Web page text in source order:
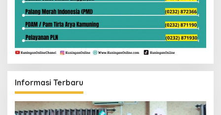
Informasi Terbaru